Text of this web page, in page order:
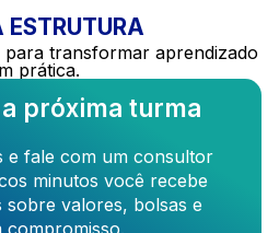
ESTRUTURA
transformar aprendizado
prática.
próxima turma
e fale com um consultor
minutos você recebe
valores, bolsas e